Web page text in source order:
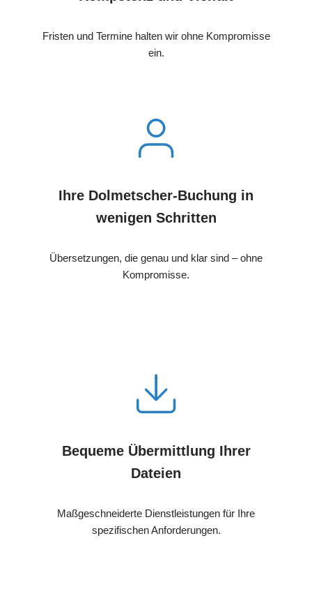
Fristen und Termine halten wir ohne Kompromisse
ein.
Ihre Dolmetscher-Buchung in
wenigen Schritten
Übersetzungen, die genau und klar sind – ohne
Kompromisse.
Bequeme Übermittlung Ihrer
Dateien
Maßgeschneiderte Dienstleistungen für Ihre
spezifischen Anforderungen.